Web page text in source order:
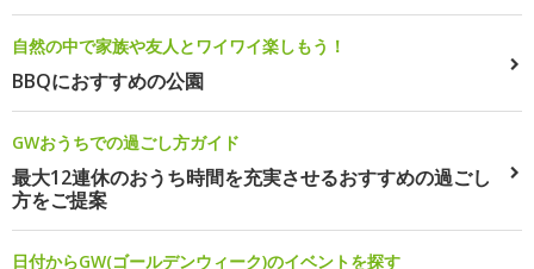
自然の中で家族や友人とワイワイ楽しもう！
BBQにおすすめの公園
GWおうちでの過ごし方ガイド
最大12連休のおうち時間を充実させるおすすめの過ごし
方をご提案
日付からGW(ゴールデンウィーク)のイベントを探す